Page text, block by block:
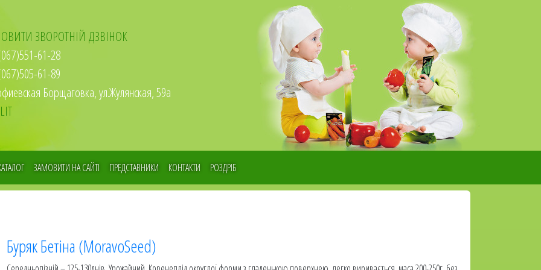
ЗВОРОТНІЙ ДЗВІНОК
61-28
61-89
Борщаговка, ул.Жулянская, 59а
ЗАМОВИТИ НА САЙТІ ПРЕДСТАВНИКИ КОНТАКТИ РОЗДРІБ
Буряк Бетіна (MoravoSeed)